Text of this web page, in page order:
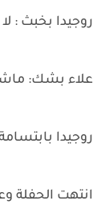
روجيدا بخبث :
علاء بشك:
روجيدا بابتسامة
انتهت الحفلة